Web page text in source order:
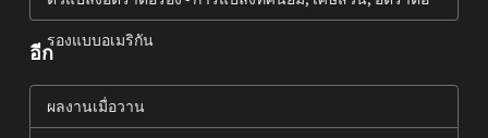
รองแบบอเมริกัน
อีก
ผลงานเมื่อวาน